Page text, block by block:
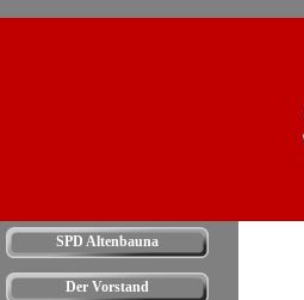
SPD Altenbauna
Der Vorstand